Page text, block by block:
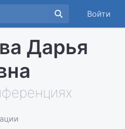
Войти
Дарья